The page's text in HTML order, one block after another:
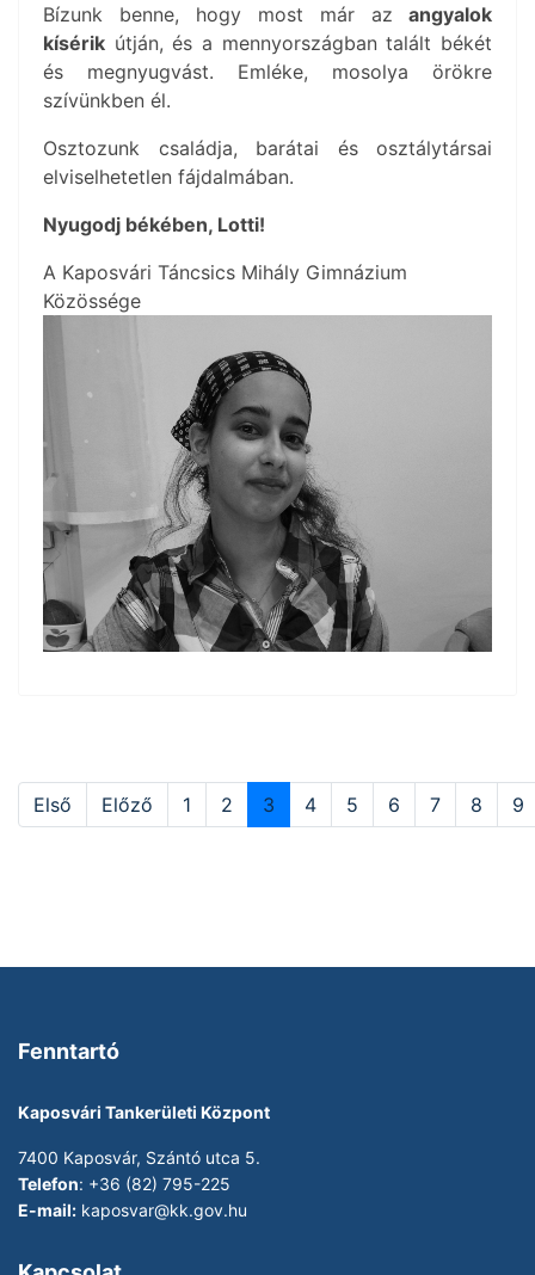
Bízunk benne, hogy most már az angyalok
kísérik útján, és a mennyországban talált békét
és megnyugvást. Emléke, mosolya örökre
szívünkben él.
Osztozunk családja, barátai és osztálytársai
elviselhetetlen fájdalmában.
Nyugodj békében, Lotti!
A Kaposvári Táncsics Mihály Gimnázium
Közössége
Első Előző 1 2 3 4 5 6 7 8 9
Fenntartó
Kaposvári Tankerületi Központ
7400 Kaposvár, Szántó utca 5.
Telefon: +36 (82) 795-225
E-mail: kaposvar@kk.gov.hu